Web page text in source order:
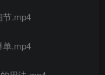
节.mp4
单.mp4